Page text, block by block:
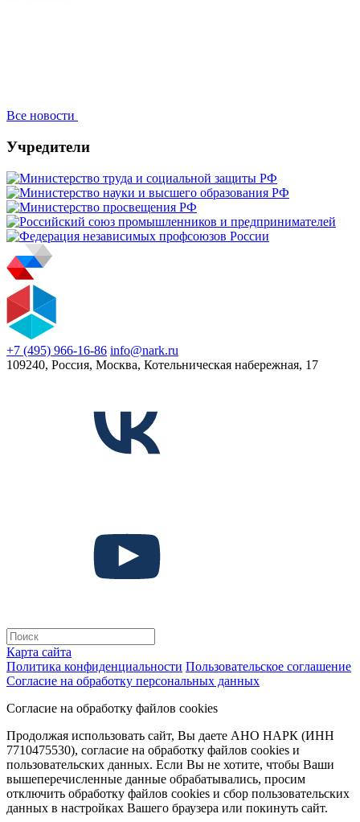
Все новости
Учредители
+7 (495) 966-16-86 info@nark.ru
109240, Россия, Москва, Котельническая набережная, 17
Карта сайта
Политика конфиденциальности Пользовательское соглашение
Согласие на обработку персональных данных
Согласие на обработку файлов cookies
Продолжая использовать сайт, Вы даете АНО НАРК (ИНН
7710475530), согласие на обработку файлов cookies и
пользовательских данных. Если Вы не хотите, чтобы Ваши
вышеперечисленные данные обрабатывались, просим
отключить обработку файлов cookies и сбор пользовательских
данных в настройках Вашего браузера или покинуть сайт.